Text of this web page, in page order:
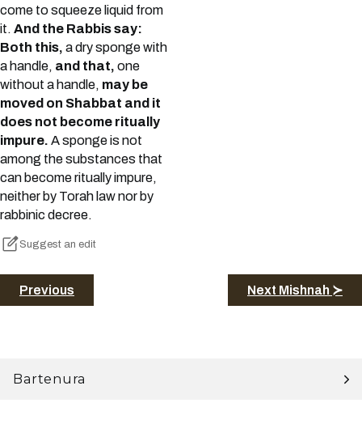
come to squeeze liquid from
it. And the Rabbis say:
Both this, a dry sponge with
a handle, and that, one
without a handle, may be
moved on Shabbat and it
does not become ritually
impure. A sponge is not
among the substances that
can become ritually impure,
neither by Torah law nor by
rabbinic decree.
Suggest an edit
Previous Next Mishnah ≻
Bartenura